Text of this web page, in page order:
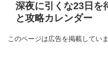
深夜に引くな23日を
と攻略カレンダー
このページは広告を掲載していま